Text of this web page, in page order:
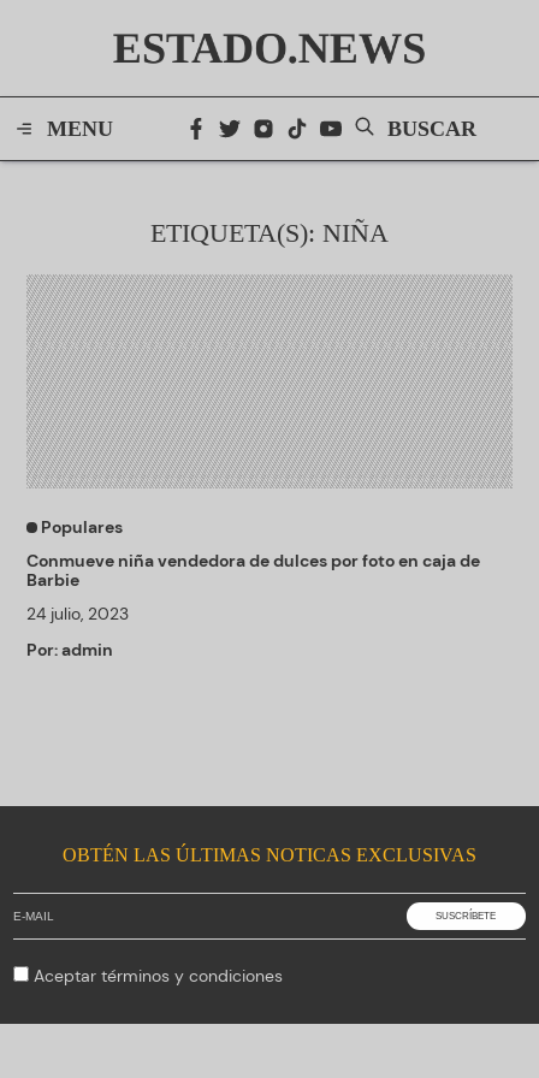
ESTADO.NEWS
MENU BUSCAR
ETIQUETA(S): NIÑA
Populares
Conmueve niña vendedora de dulces por foto en caja de
Barbie
24 julio, 2023
Por:admin
OBTÉN LAS ÚLTIMAS NOTICAS EXCLUSIVAS
Aceptartérminos y condiciones